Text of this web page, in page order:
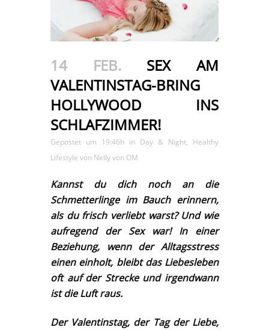
14 FEB.SEX AM
VALENTINSTAG-BRING
HOLLYWOOD INS
SCHLAFZIMMER!
Gepostet um 19:46h in Day & Night, Healthy
Lifestyle von Nelly von OM
Kannst du dich noch an die
Schmetterlinge im Bauch erinnern,
als du frisch verliebt warst? Und wie
aufregend der Sex war! In einer
Beziehung, wenn der Alltagsstress
einen einholt, bleibt das Liebesleben
oft auf der Strecke und irgendwann
ist die Luft raus.
Der Valentinstag, der Tag der Liebe,